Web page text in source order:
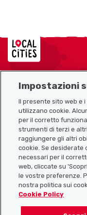
Localcities
Link utili
Scarica l’app
Seguiteci su:
Impostazioni
Il presente sito web e
utilizzano cookie.
per il corretto
strumenti di terzi e
raggiungere gli altri
cookie. Se desiderate
necessari per il
web, cliccate su
le vostre preferenze.
nostra politica sui
Cookie Policy